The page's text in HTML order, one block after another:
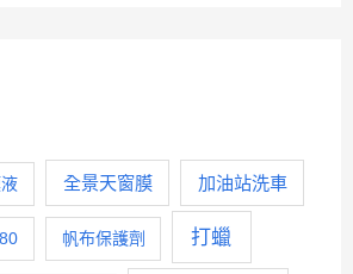
全景天窗膜 加油站洗車
帆布保護劑 打蠟